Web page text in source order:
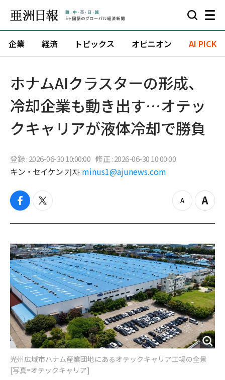
企業 経済 トピックス オピニオン AI PICK
ホナムAIクラスターの形成、
冷却企業も動き出す…オテッ
クキャリアが液体冷却で勝負
登録 : 2026-06-30 10:00:00 修正 : 2026-06-30 10:00:00
キン・セイケン 기자 minus1@ajunews.com
f
c
b
o
o
k
t
i
t
e
r
z
o
o
u
t
Z
o
i
n
光州広域市ハナム産業団地にあるオテックキャリア工場の全景
[写真=オテックキャリア]